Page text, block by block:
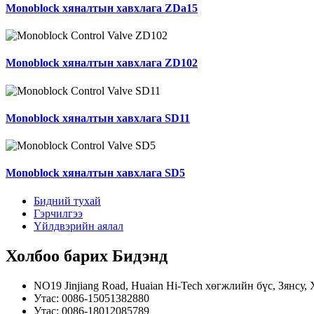
Monoblock хяналтын хавхлага ZDa15
Monoblock хяналтын хавхлага ZD102
Monoblock хяналтын хавхлага SD11
Monoblock хяналтын хавхлага SD5
Бидний тухай
Гэрчилгээ
Үйлдвэрийн аялал
Холбоо барих Бидэнд
NO19 Jinjiang Road, Huaian Hi-Tech хөгжлийн бүс, Зянсу,
Утас: 0086-15051382880
Утас: 0086-18012085789